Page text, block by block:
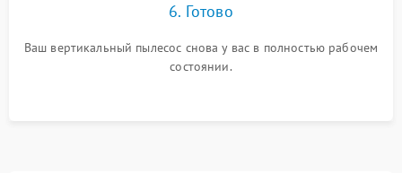
6. Готово
Ваш вертикальный пылесос снова у вас в полностью рабочем
состоянии.